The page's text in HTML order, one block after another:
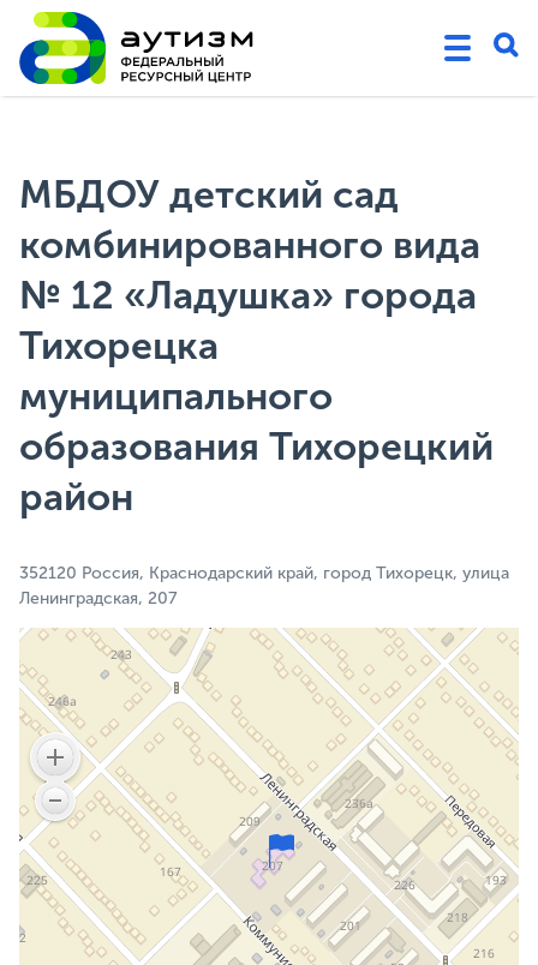
МБДОУ детский сад
комбинированного вида
№ 12 «Ладушка» города
Тихорецка
муниципального
образования Тихорецкий
район
352120 Россия, Краснодарский край, город Тихорецк, улица
Ленинградская, 207